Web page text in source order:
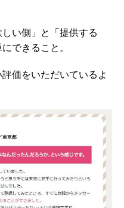
い側」と「提供する
できること。
価をいただいているよ